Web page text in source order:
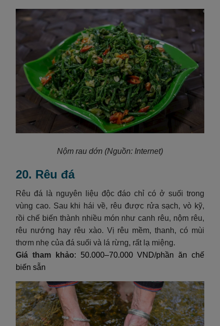
Nộm rau dớn (Nguồn: Internet)
20. Rêu đá
Rêu đá là nguyên liệu độc đáo chỉ có ở suối trong
vùng cao. Sau khi hái về, rêu được rửa sạch, vò kỹ,
rồi chế biến thành nhiều món như canh rêu, nộm rêu,
rêu nướng hay rêu xào. Vị rêu mềm, thanh, có mùi
thơm nhẹ của đá suối và lá rừng, rất lạ miệng.
Giá tham khảo: 50.000–70.000 VND/phần ăn chế
biến sẵn